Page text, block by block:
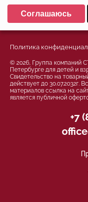
Политика
© 2026, Группа компаний
Петербурге для детей и
Свидетельство на
действует до 30.07.2032г.
материалов ссылка на
является публичной
+7
Выберите настройки
Минимальные
Соглашаюсь